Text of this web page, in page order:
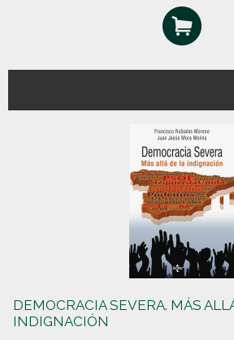
DEMOCRACIA SEVERA. MÁS
INDIGNACIÓN